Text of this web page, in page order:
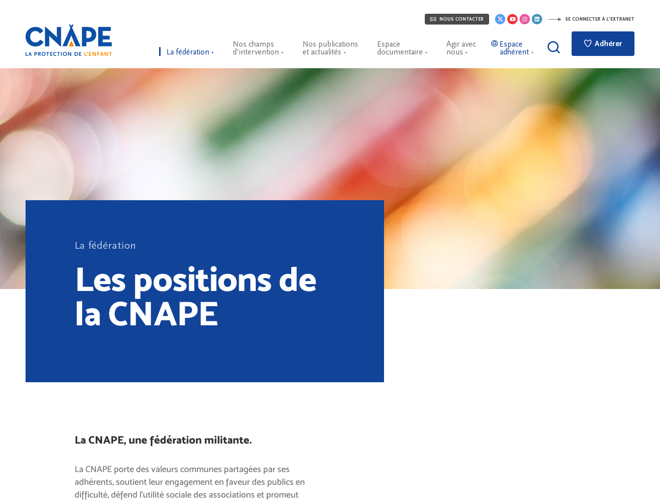
NOUS CONTACTER SE CONNECTER À L'EXTRANET
La fédération
Nos champs
d'intervention
Nos publications
et actualités
Espace
documentaire
Agir avec
nous
Espace
adhérent
Adhérer
La fédération
Les positions de
la CNAPE
La CNAPE, une fédération militante.
La CNAPE porte des valeurs communes partagées par ses
adhérents, soutient leur engagement en faveur des publics en
difficulté, défend l’utilité sociale des associations et promeut